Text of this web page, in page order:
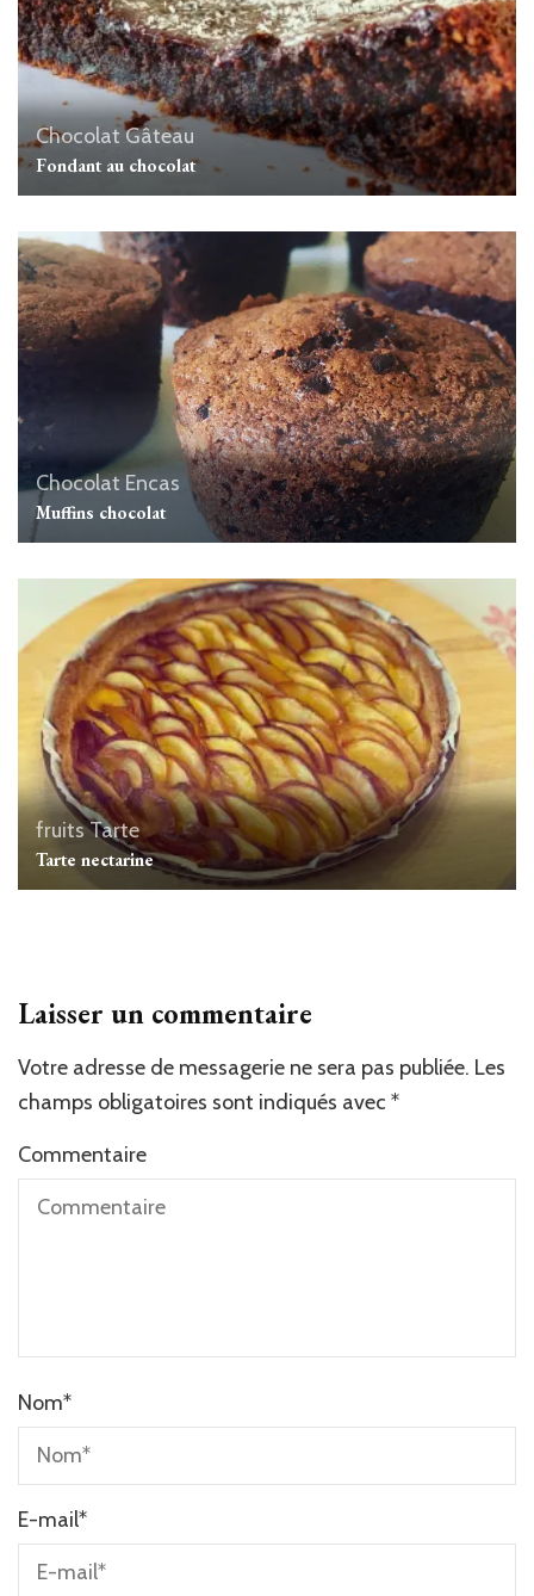
ChocolatGâteau
Fondant au chocolat
Chocolat Encas
Muffins chocolat
fruitsTarte
Tarte nectarine
Laisser un commentaire
Votre adresse de messagerie ne sera pas publiée. Les
champs obligatoires sont indiqués avec *
Commentaire
Nom*
E-mail*